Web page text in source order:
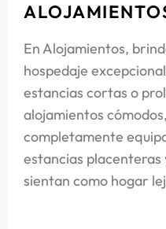
En Alojamientos,
hospedaje
estancias cortas o
alojamientos
completamente
estancias placenteras
sientan como hogar